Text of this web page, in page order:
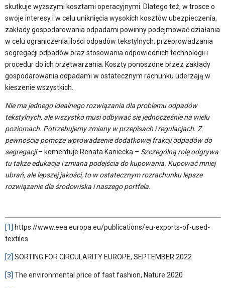
skutkuje wyższymi kosztami operacyjnymi. Dlatego też, w trosce o
swoje interesy i w celu uniknięcia wysokich kosztów ubezpieczenia,
zakłady gospodarowania odpadami powinny podejmować działania
w celu ograniczenia ilości odpadów tekstylnych, przeprowadzania
segregacji odpadów oraz stosowania odpowiednich technologii i
procedur do ich przetwarzania. Koszty ponoszone przez zakłady
gospodarowania odpadami w ostatecznym rachunku uderzają w
kieszenie wszystkich.
Nie ma jednego idealnego rozwiązania dla problemu odpadów
tekstylnych, ale wszystko musi odbywać się jednocześnie na wielu
poziomach. Potrzebujemy zmiany w przepisach i regulacjach. Z
pewnością pomoże wprowadzenie dodatkowej frakcji odpadów do
segregacji– komentuje Renata Kaniecka – Szczególną rolę odgrywa
tu także edukacja i zmiana podejścia do kupowania. Kupować mniej
ubrań, ale lepszej jakości, to w ostatecznym rozrachunku lepsze
rozwiązanie dla środowiska i naszego portfela.
[1] https://www.eea.europa.eu/publications/eu-exports-of-used-
textiles
[2] SORTING FOR CIRCULARITY EUROPE, SEPTEMBER 2022
[3] The environmental price of fast fashion, Nature 2020